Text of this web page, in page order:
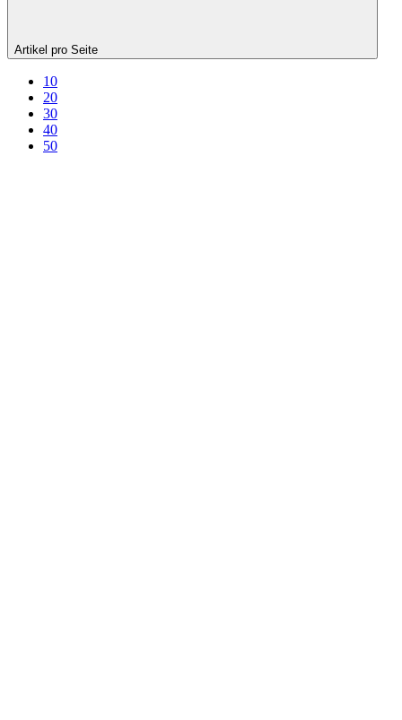
Artikel pro Seite
10
20
30
40
50